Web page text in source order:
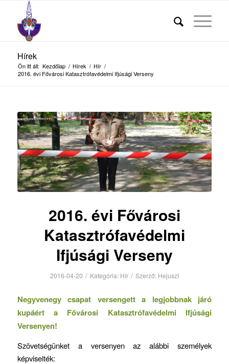
Hírek
Ön itt áll: Kezdőlap / Hírek / Hír /
2016. évi Fővárosi Katasztrófavédelmi Ifjúsági Verseny
2016. évi Fővárosi
Katasztrófavédelmi
Ifjúsági Verseny
2016-04-20 / Kategória: Hír / Szerző: HejuszI
Negyvenegy csapat versengett a legjobbnak járó
kupáért a Fővárosi Katasztrófavédelmi Ifjúsági
Versenyen!
Szövetségünket a versenyen az alábbi személyek
képviselték: